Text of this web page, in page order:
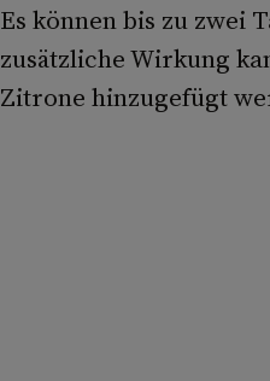
Es können bis zu zwei
zusätzliche Wirkung
Zitrone hinzugefügt